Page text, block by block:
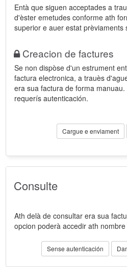
Entà que siguen acceptades a
d'èster emetudes conforme ath
superior e auer estat prèviaments
Creacion de factures
Se non dispòse d'un estrument
factura electronica, a trauès
era sua factura de forma
requerís autenticación.
Cargue e enviament
Consulte
Ath delà de consultar era sua
opcion poderà accedir ath
Sense autenticación